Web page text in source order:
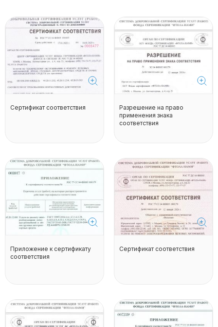
Сертификат соответствия
Разрешение на право
применения знака
соответствия
Приложение к сертификату
соответствия
Сертификат соответствия